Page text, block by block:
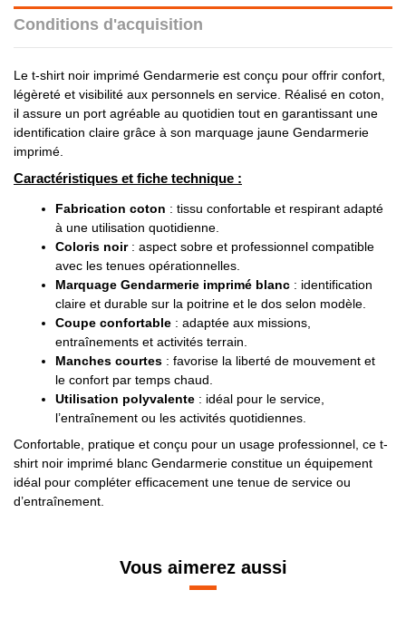
Conditions d'acquisition
Le t-shirt noir imprimé Gendarmerie est conçu pour offrir confort,
légèreté et visibilité aux personnels en service. Réalisé en coton,
il assure un port agréable au quotidien tout en garantissant une
identification claire grâce à son marquage jaune Gendarmerie
imprimé.
Caractéristiques et fiche technique :
Fabrication coton : tissu confortable et respirant adapté
à une utilisation quotidienne.
Coloris noir: aspect sobre et professionnel compatible
avec les tenues opérationnelles.
Marquage Gendarmerie imprimé blanc : identification
claire et durable sur la poitrine et le dos selon modèle.
Coupe confortable : adaptée aux missions,
entraînements et activités terrain.
Manches courtes : favorise la liberté de mouvement et
le confort par temps chaud.
Utilisation polyvalente : idéal pour le service,
l’entraînement ou les activités quotidiennes.
Confortable, pratique et conçu pour un usage professionnel, ce t-
shirt noir imprimé blanc Gendarmerie constitue un équipement
idéal pour compléter efficacement une tenue de service ou
d’entraînement.
Vous aimerez aussi